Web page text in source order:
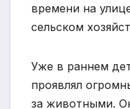
времени на
сельском
Уже в раннем
проявлял
за животными.